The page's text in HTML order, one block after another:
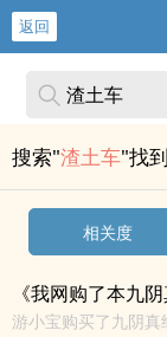
返回
搜索"渣土车"找
相关度
《我网购了本九阴
游小宝购买了九阴